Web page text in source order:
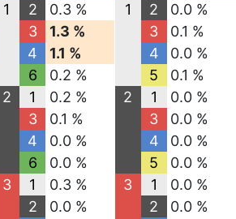
1
2
0.3 %
3
1.3 %
4
1.1 %
6
0.2 %
2
1
0.2 %
3
0.1 %
4
0.0 %
6
0.0 %
3
1
0.3 %
2
0.0 %
1
2
0.0 %
3
0.1 %
4
0.0 %
5
0.1 %
2
1
0.0 %
3
0.0 %
4
0.0 %
5
0.0 %
3
1
0.0 %
2
0.0 %